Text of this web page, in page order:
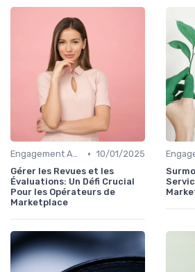
Engagement Acheteurs • 10/01/2025
Gérer les Revues et les
Évaluations: Un Défi Crucial
Pour les Opérateurs de
Marketplace